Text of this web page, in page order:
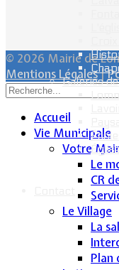
Galeries
© 2026 Mairie de
Mentions Légales|
Accueil
Vie Municipale
Votre
Le
CR
Le Village
La
Plan